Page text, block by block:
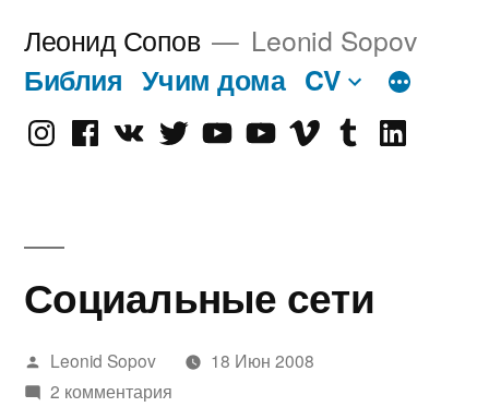
Леонид Сопов Leonid Sopov
Библия Учим дома CV
InstagramFacebook
VK TwitterYoutube
Old Vimeotumblrlinkedin
Социальные сети
Написано
автором
Leonid Sopov
18 Июн 2008
2 комментария